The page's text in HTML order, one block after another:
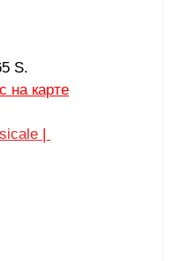
S.
на карте
|